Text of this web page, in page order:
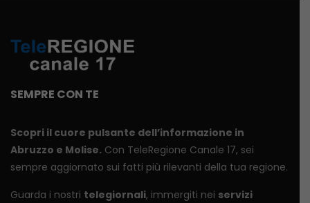
SEMPRE CON TE
Scopri il cuore pulsante dell’informazione in
Abruzzo e Molise. Con TeleRegione Canale 17, sei
sempre aggiornato sui fatti più rilevanti della tua regione.
Guarda i nostri telegiornali, immergiti nei servizi